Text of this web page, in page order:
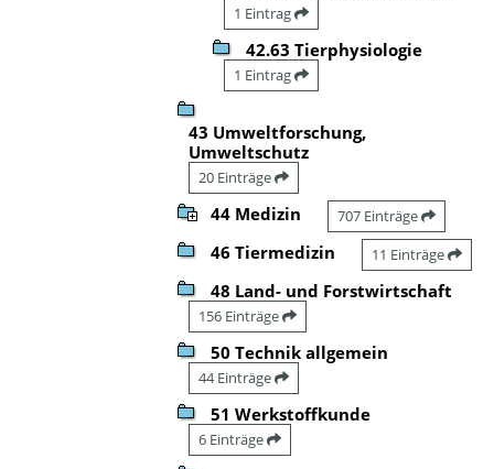
1 Eintrag
42.63 Tierphysiologie
1 Eintrag
43 Umweltforschung,
Umweltschutz
20 Einträge
44 Medizin 707 Einträge
46 Tiermedizin 11 Einträge
48 Land- und Forstwirtschaft
156 Einträge
50 Technik allgemein
44 Einträge
51 Werkstoffkunde
6 Einträge